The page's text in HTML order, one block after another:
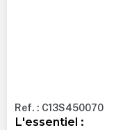
Ref. : C13S450070
L'essentiel :